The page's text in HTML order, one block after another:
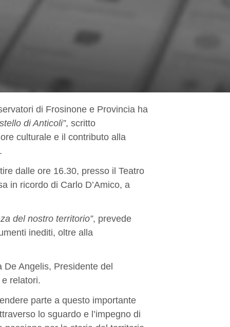
di Frosinone e Provincia ha
di Anticoli”, scritto
culturale e il contributo alla
dalle ore 16.30, presso il Teatro
in ricordo di Carlo D’Amico, a
del nostro territorio”, prevede
inediti, oltre alla
Angelis, Presidente del
relatori.
parte a questo importante
lo sguardo e l’impegno di